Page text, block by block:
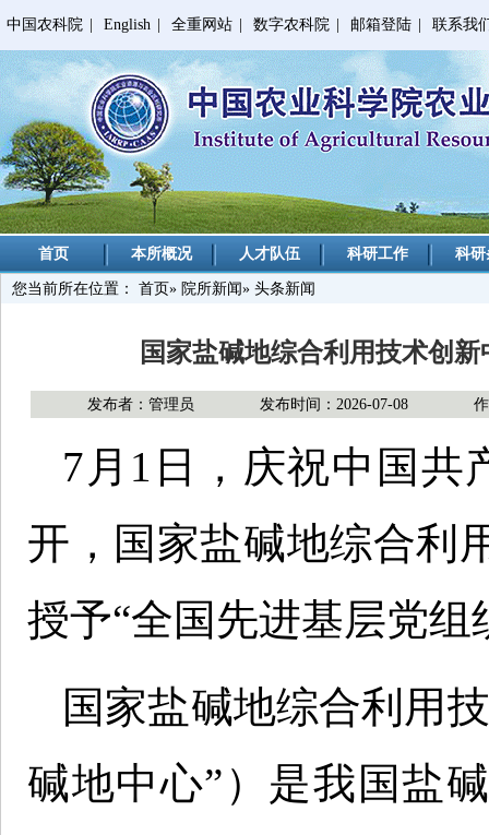
中国农科院 English 全重网站 数字农科院 邮箱登陆 联系我
首页 本所概况 人才队伍 科研工作 科
您当前所在位置： 首页» 院所新闻» 头条新闻
国家盐碱地综合利用技术创
发布者：管理员 发布时间：2026-07-08
7月1日，庆祝中国共
开，国家盐碱地综合利
授予“全国先进基层党组
国家盐碱地综合利用
碱地中心”）是我国盐